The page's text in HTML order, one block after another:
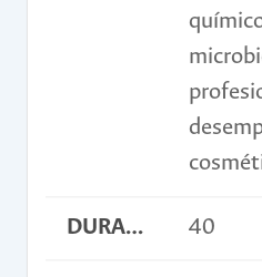
DURACIÓN EN HORAS 40